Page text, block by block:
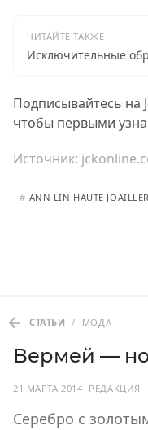
ЧИТАЙТЕ ТАКЖЕ
Исключительные
Подписывайтесь на
чтобы первыми
Источник:
# ANN LIN HAUTE
СТАТЬИ / МОДА
Вермей —
21 МАРТА 2014 РЕДАКЦИЯ
Серебро с